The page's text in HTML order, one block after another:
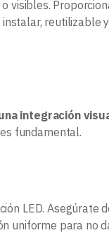
visibles.
integración
fundamental.
LED. Asegúrate
uniforme para no